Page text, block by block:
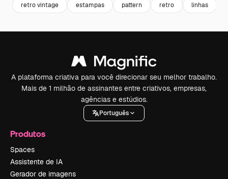
retro vintage estampas pattern retro linhas
A plataforma criativa para você direcionar seu melhor trabalho.
Mais de 1 milhão de assinantes entre criativos, empresas,
agências e estúdios.
Português
Produtos
Spaces
Assistente de IA
Gerador de imagens